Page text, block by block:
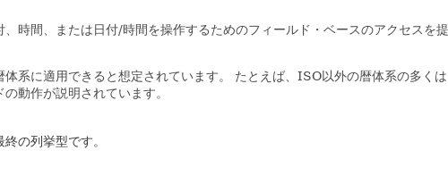
時間、または日付/時間を操作するためのフィールド・ベースのアクセスを提
系に適用できると想定されています。 たとえば、ISO以外の暦体系の多く
動作が説明されています。
の列挙型です。